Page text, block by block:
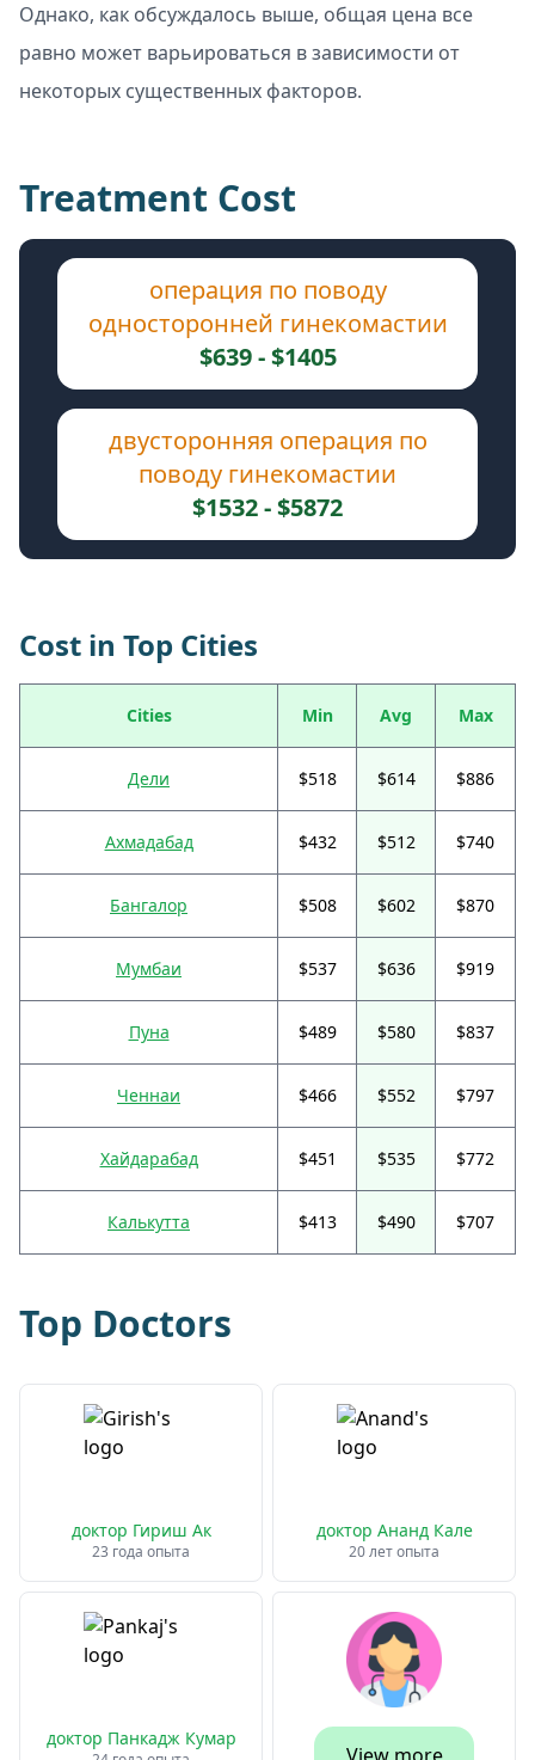
Однако, как обсуждалось выше, общая цена все
равно может варьироваться в зависимости от
некоторых существенных факторов.
Treatment Cost
операция по поводу
односторонней гинекомастии
$639 - $1405
двусторонняя операция по
поводу гинекомастии
$1532 - $5872
Cost in Top Cities
Cities Min Avg Max
Дели $518 $614 $886
Ахмадабад $432 $512 $740
Бангалор $508 $602 $870
Мумбаи $537 $636 $919
Пуна $489 $580 $837
Ченнаи $466 $552 $797
Хайдарабад $451 $535 $772
Калькутта $413 $490 $707
Top Doctors
доктор Гириш Ак
23 года опыта
доктор Ананд Кале
20 лет опыта
доктор Панкадж Кумар